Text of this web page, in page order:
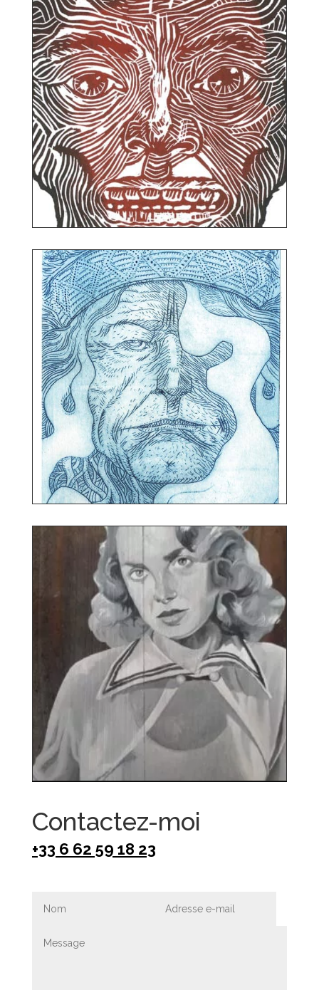
Contactez-moi
‭+33 6 62 59 18 23‬